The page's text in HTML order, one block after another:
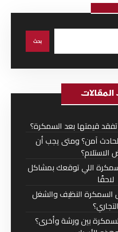
قيمتها بعد السمكرة؟
آمن؟ ومتى يجب أن
الاستلام؟
اللي توقعك بمشاكل
لاحقًا
النظيف والشغل
التجاري؟
بين ورشة وأخرى؟